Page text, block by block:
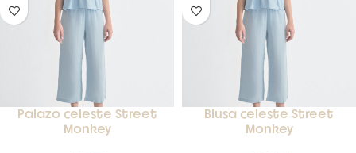
Palazo celeste Street
Monkey
Blusa celeste Street
Monkey